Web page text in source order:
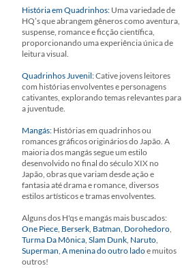
História em Quadrinhos: Uma variedade de
HQ’s que abrangem gêneros como aventura,
suspense, romance e ficção científica,
proporcionando uma experiência única de
leitura visual.
Quadrinhos Juvenil:Cative jovens leitores
com histórias envolventes e personagens
cativantes, explorando temas relevantes para
a juventude.
Mangás: Histórias em quadrinhos ou
romances gráficos originários do Japão. A
maioria dos mangás segue um estilo
desenvolvido no final do século XIX no
Japão, obras que variam desde ação e
fantasia até drama e romance, diversos
estilos artísticos e tramas envolventes.
Alguns dos H'qs e mangás mais buscados:
One Piece, Berserk, Batman, Dorohedoro,
Turma Da Mônica, Slam Dunk, Naruto,
Superman, A menina do outro ladoe muitos
outros!